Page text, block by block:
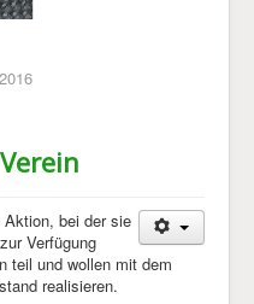
Aktion, bei der sie
Verfügung
teil und wollen mit dem
realisieren.